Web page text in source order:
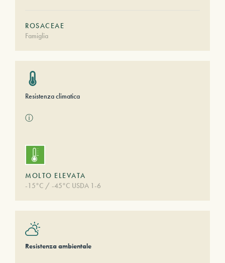
ROSACEAE
Famiglia
Resistenza climatica
ⓘ
MOLTO ELEVATA
-15°C / -45°C USDA 1-6
Resistenza ambientale